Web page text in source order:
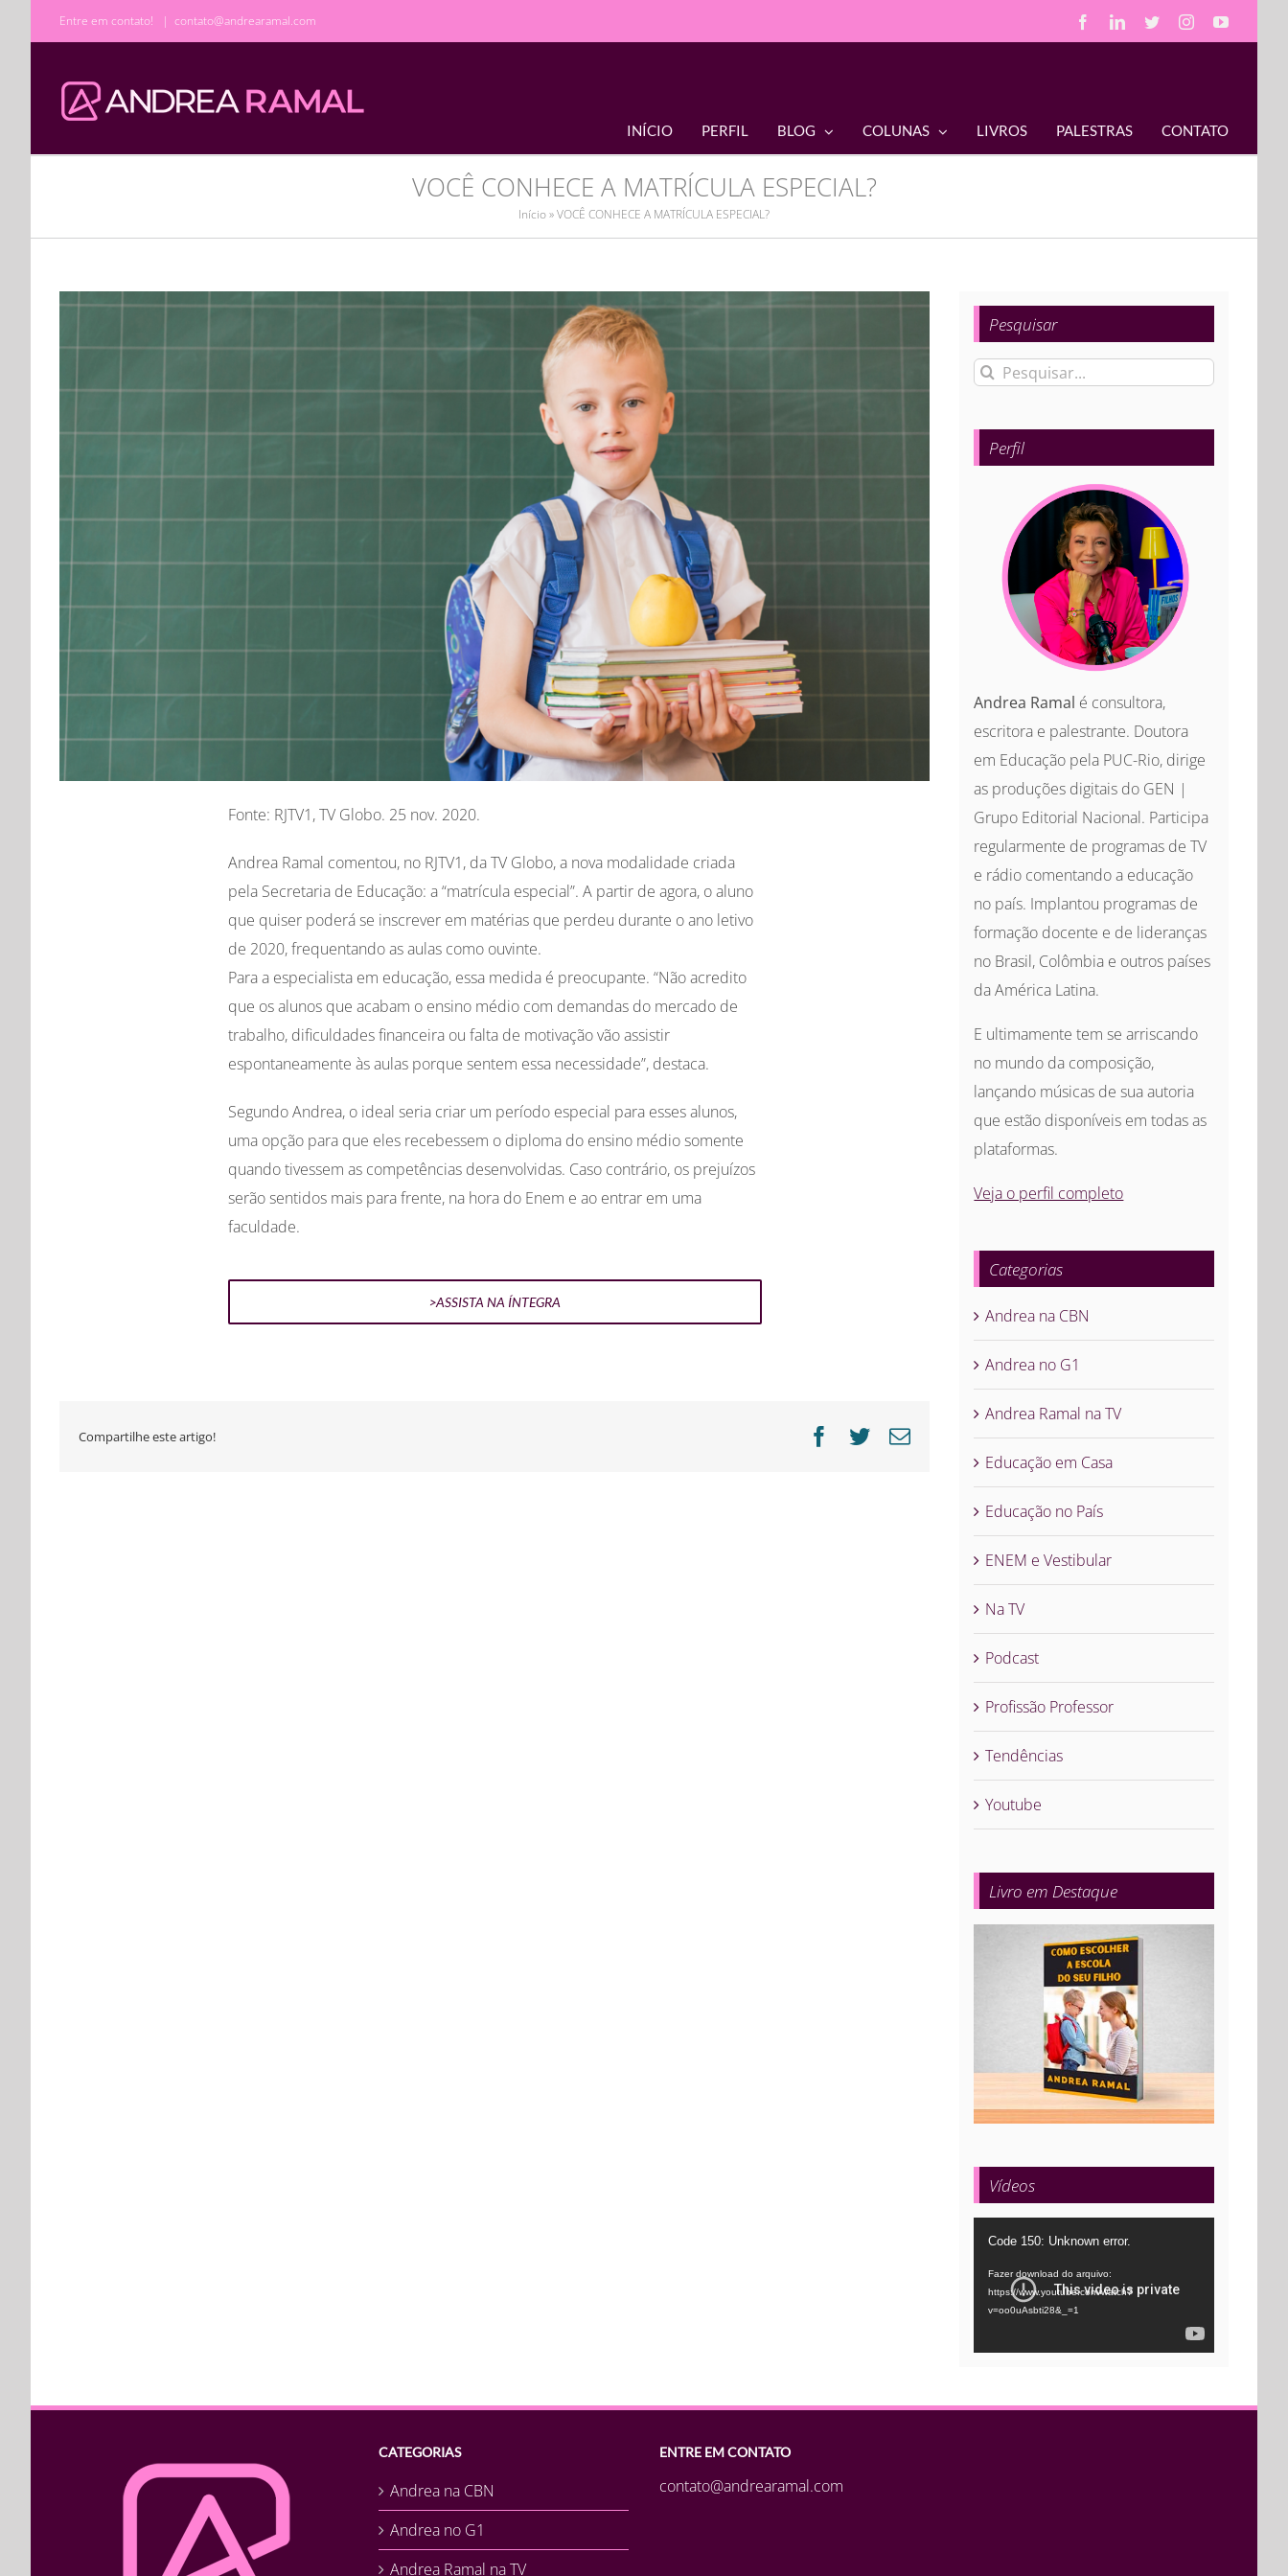
Entre em contato! | contato@andrearamal.com FacebookLinkedIn
TwitterInstagramYouTube
INÍCIO PERFIL BLOG COLUNAS LIVROS PALESTRAS CONTATO
VOCÊ CONHECE A MATRÍCULA ESPECIAL?
Início»VOCÊ CONHECE A MATRÍCULA ESPECIAL?
Fonte: RJTV1, TV Globo. 25 nov. 2020.
Andrea Ramal comentou, no RJTV1, da TV Globo, a nova modalidade criada
pela Secretaria de Educação: a “matrícula especial”. A partir de agora, o aluno
que quiser poderá se inscrever em matérias que perdeu durante o ano letivo
de 2020, frequentando as aulas como ouvinte.
Para a especialista em educação, essa medida é preocupante. “Não acredito
que os alunos que acabam o ensino médio com demandas do mercado de
trabalho, dificuldades financeira ou falta de motivação vão assistir
espontaneamente às aulas porque sentem essa necessidade”, destaca.
Segundo Andrea, o ideal seria criar um período especial para esses alunos,
uma opção para que eles recebessem o diploma do ensino médio somente
quando tivessem as competências desenvolvidas. Caso contrário, os prejuízos
serão sentidos mais para frente, na hora do Enem e ao entrar em uma
faculdade.
>ASSISTA NA ÍNTEGRA
Compartilhe este artigo! Facebook
Twitter
E-
Pesquisar
Buscar
para:
Perfil
Andrea Ramal é consultora,
escritora e palestrante. Doutora
em Educação pela PUC-Rio, dirige
as produções digitais do GEN |
Grupo Editorial Nacional. Participa
regularmente de programas de TV
e rádio comentando a educação
no país. Implantou programas de
formação docente e de lideranças
no Brasil, Colômbia e outros países
da América Latina.
E ultimamente tem se arriscando
no mundo da composição,
lançando músicas de sua autoria
que estão disponíveis em todas as
plataformas.
Veja o perfil completo
Categorias
Andrea na CBN
Andrea no G1
Andrea Ramal na TV
Educação em Casa
Educação no País
ENEM e Vestibular
Na TV
Podcast
Profissão Professor
Tendências
Youtube
Livro em Destaque
Vídeos
Tocador
vídeo
Code 150: Unknown error.
Fazer download do arquivo:
https://www.youtube.com/watch?
v=oo0uAsbti28&_=1
CATEGORIAS
Andrea na CBN
Andrea no G1
Andrea Ramal na TV
ENTRE EM CONTATO
contato@andrearamal.com